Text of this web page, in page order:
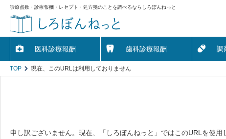
診療点数・診療報酬・レセプト・処方箋のことを調べるならしろぼんねっと
医科診療報酬 歯科診療報酬 調
TOP 現在、このURLは利用しておりません
申し訳ございません。現在、「しろぼんねっと」ではこのURLを使用